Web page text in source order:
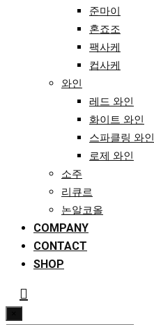
준마이
혼죠조
팩사케
컵사케
와인
레드 와인
화이트 와인
스파클링 와인
로제 와인
소주
리큐르
논알코올
COMPANY
CONTACT
SHOP